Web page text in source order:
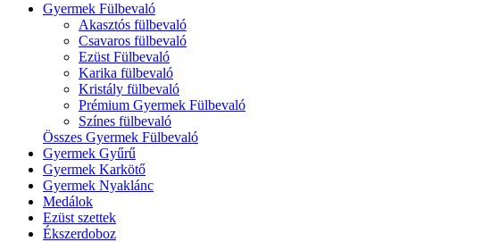
Gyermek Fülbevaló
Akasztós fülbevaló
Csavaros fülbevaló
Ezüst Fülbevaló
Karika fülbevaló
Kristály fülbevaló
Prémium Gyermek Fülbevaló
Színes fülbevaló
Összes Gyermek Fülbevaló
Gyermek Gyűrű
Gyermek Karkötő
Gyermek Nyaklánc
Medálok
Ezüst szettek
Ékszerdoboz